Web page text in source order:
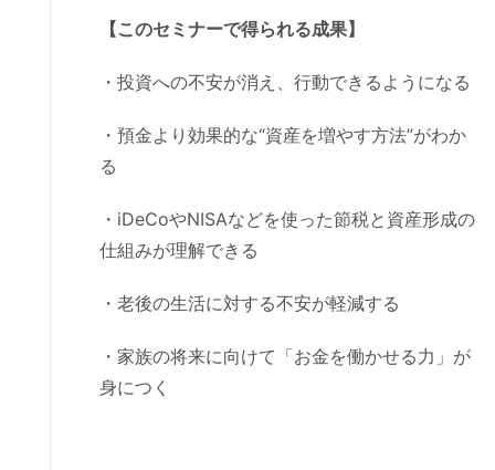
【このセミナーで得られる成果】
・投資への不安が消え、行動できるようになる
・預金より効果的な“資産を増やす方法”がわか
る
・iDeCoやNISAなどを使った節税と資産形成の
仕組みが理解できる
・老後の生活に対する不安が軽減する
・家族の将来に向けて「お金を働かせる力」が
身につく